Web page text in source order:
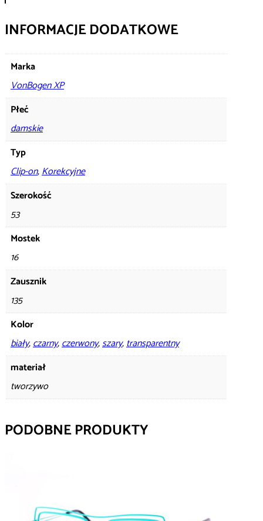
INFORMACJE DODATKOWE
Marka
VonBogen XP
Płeć
damskie
Typ
Clip-on,Korekcyjne
Szerokość
53
Mostek
16
Zausznik
135
Kolor
biały,czarny,czerwony,szary,transparentny
materiał
tworzywo
PODOBNE PRODUKTY